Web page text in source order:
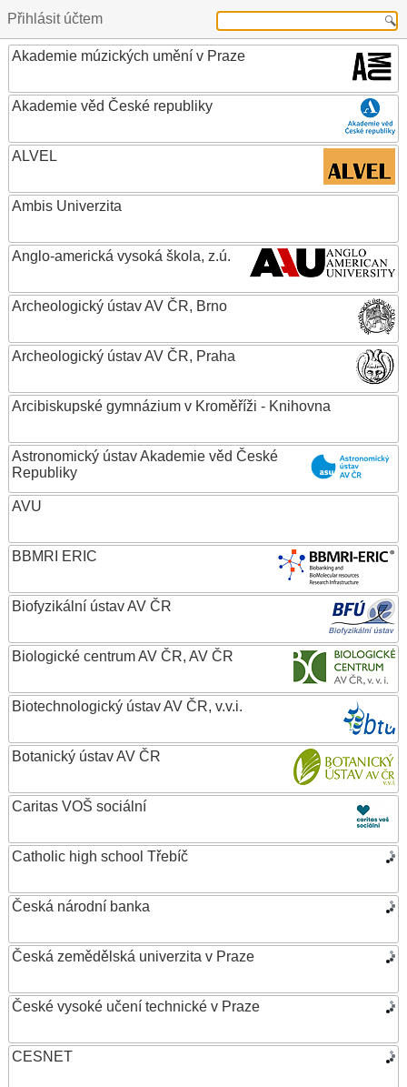
Přihlásit účtem
Akademie múzických umění v Praze
Akademie věd České republiky
ALVEL
Ambis Univerzita
Anglo-americká vysoká škola, z.ú.
Archeologický ústav AV ČR, Brno
Archeologický ústav AV ČR, Praha
Arcibiskupské gymnázium v Kroměříži - Knihovna
Astronomický ústav Akademie věd České
Republiky
AVU
BBMRI ERIC
Biofyzikální ústav AV ČR
Biologické centrum AV ČR, AV ČR
Biotechnologický ústav AV ČR, v.v.i.
Botanický ústav AV ČR
Caritas VOŠ sociální
Catholic high school Třebíč
Česká národní banka
Česká zemědělská univerzita v Praze
České vysoké učení technické v Praze
CESNET